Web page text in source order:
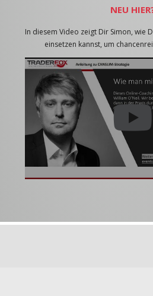
NEU
In diesem Video zeigt Dir Simon, wie
einsetzen kannst, um